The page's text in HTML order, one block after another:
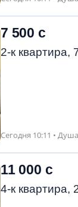
7 500 с
2-к квартира,
Сегодня 10:11 •
11 000 с
4-к квартира,